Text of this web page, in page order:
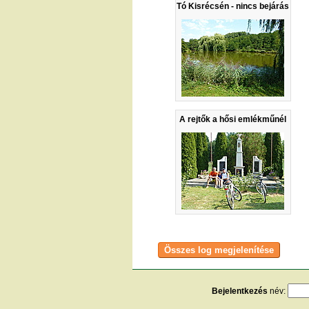
Tó Kisrécsén - nincs bejárás
A rejtők a hősi emlékműnél
Bejelentkezés név: